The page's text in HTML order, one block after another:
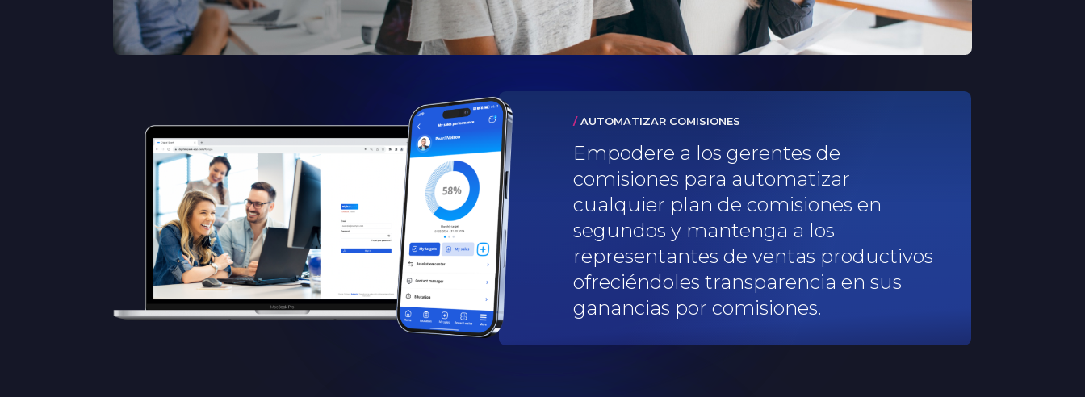
/ AUTOMATIZAR COMISIONES
Empodere a los gerentes de
comisiones para automatizar
cualquier plan de comisiones en
segundos y mantenga a los
representantes de ventas productivos
ofreciéndoles transparencia en sus
ganancias por comisiones.